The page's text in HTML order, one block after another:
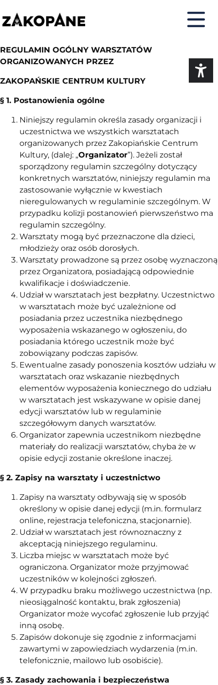
treści
menu
deklaracji
dostępności
kontaktu
REGULAMIN OGÓLNY WARSZTATÓW
ORGANIZOWANYCH PRZEZ
ZAKOPAŃSKIE CENTRUM KULTURY
§ 1. Postanowienia ogólne
Niniejszy regulamin określa zasady organizacji i
uczestnictwa we wszystkich warsztatach
organizowanych przez Zakopiańskie Centrum
Kultury, (dalej: „Organizator”). Jeżeli został
sporządzony regulamin szczególny dotyczący
konkretnych warsztatów, niniejszy regulamin ma
zastosowanie wyłącznie w kwestiach
nieregulowanych w regulaminie szczególnym. W
przypadku kolizji postanowień pierwszeństwo ma
regulamin szczególny.
Warsztaty mogą być przeznaczone dla dzieci,
młodzieży oraz osób dorosłych.
Warsztaty prowadzone są przez osobę wyznaczoną
przez Organizatora, posiadającą odpowiednie
kwalifikacje i doświadczenie.
Udział w warsztatach jest bezpłatny. Uczestnictwo
w warsztatach może być uzależnione od
posiadania przez uczestnika niezbędnego
wyposażenia wskazanego w ogłoszeniu, do
posiadania którego uczestnik może być
zobowiązany podczas zapisów.
Ewentualne zasady ponoszenia kosztów udziału w
warsztatach oraz wskazanie niezbędnych
elementów wyposażenia koniecznego do udziału
w warsztatach jest wskazywane w opisie danej
edycji warsztatów lub w regulaminie
szczegółowym danych warsztatów.
Organizator zapewnia uczestnikom niezbędne
materiały do realizacji warsztatów, chyba że w
opisie edycji zostanie określone inaczej.
§ 2. Zapisy na warsztaty i uczestnictwo
Zapisy na warsztaty odbywają się w sposób
określony w opisie danej edycji (m.in. formularz
online, rejestracja telefoniczna, stacjonarnie).
Udział w warsztatach jest równoznaczny z
akceptacją niniejszego regulaminu.
Liczba miejsc w warsztatach może być
ograniczona. Organizator może przyjmować
uczestników w kolejności zgłoszeń.
W przypadku braku możliwego uczestnictwa (np.
nieosiągalność kontaktu, brak zgłoszenia)
Organizator może wycofać zgłoszenie lub przyjąć
inną osobę.
Zapisów dokonuje się zgodnie z informacjami
zawartymi w zapowiedziach wydarzenia (m.in.
telefonicznie, mailowo lub osobiście).
§ 3. Zasady zachowania i bezpieczeństwa